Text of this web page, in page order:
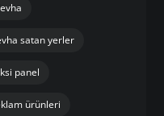
satan yerler
panel
ürünleri